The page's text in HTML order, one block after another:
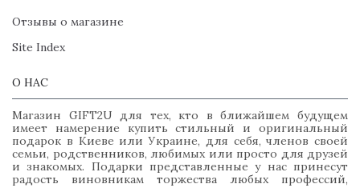
Отзывы о магазине
Site Index
О НАС
Магазин GIFT2U для тех, кто в ближайшем будущем
имеет намерение купить стильный и оригинальный
подарок в Киеве или Украине, для себя, членов своей
семьи, родственников, любимых или просто для друзей
и знакомых. Подарки представленные у нас принесут
радость виновникам торжества любых профессий,